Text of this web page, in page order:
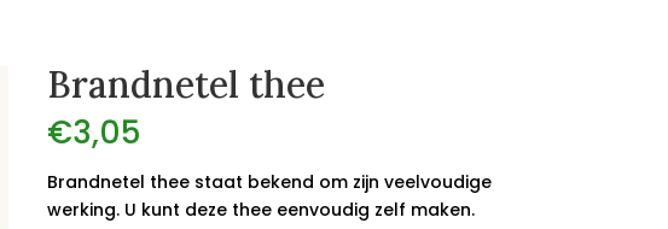
Brandnetel thee
€3,05
Brandnetel thee staat bekend om zijn veelvoudige
werking. U kunt deze thee eenvoudig zelf maken.